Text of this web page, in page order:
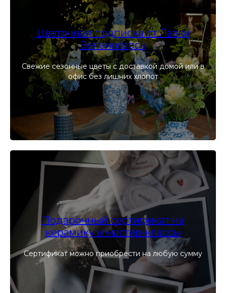
Цветочная подписка от Лавки
Зеленогорск
Свежие сезонные цветы с доставкой домой или в
офис без лишних хлопот
Подарочный сертификат на
керамику и мастер-классы
Сертификат можно приобрести на любую сумму